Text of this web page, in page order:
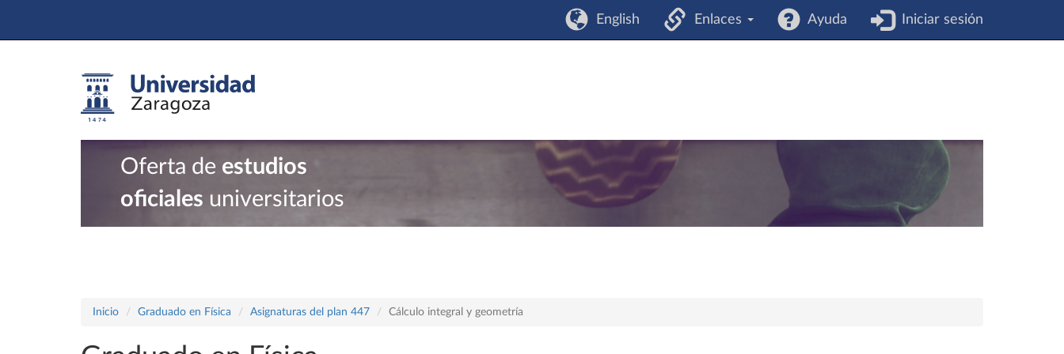
English Enlaces Ayuda Iniciar sesión
Oferta de estudios
oficiales universitarios
Inicio Graduado en Física Asignaturas del plan 447 Cálculo integral y geometría